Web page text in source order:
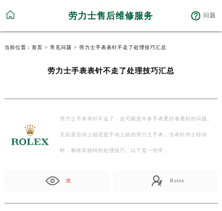
劳力士售后维修服务 问题
当前位置： 首页 > 常见问题 > 劳力士手表表针不走了处理技巧汇总
劳力士手表表针不走了处理技巧汇总
劳力士手表表针不走了，这可能是许多手表爱好者遇到的问题。
无论是自动上链还是手动上链的劳力士手表，当表针停止转动
时，都有其独特的处理技巧。以下是一些常…
次 Rolex